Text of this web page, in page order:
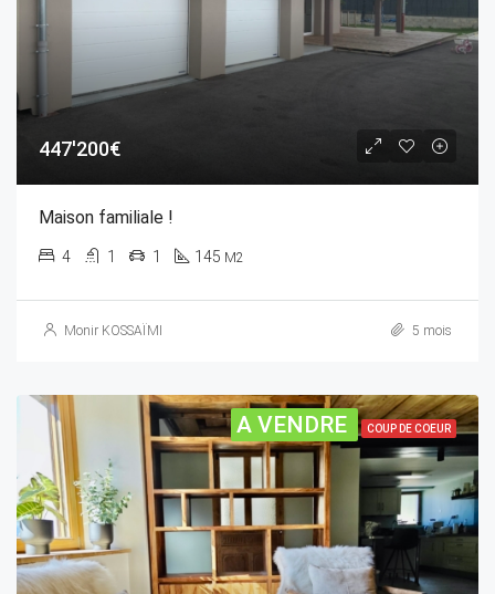
447'200€
Maison familiale !
4 1 1 145 M2
Monir KOSSAÏMI 5 mois
A VENDRE COUP DE COEUR